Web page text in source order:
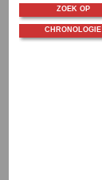
ZOEK OP
CHRONOLOGIE